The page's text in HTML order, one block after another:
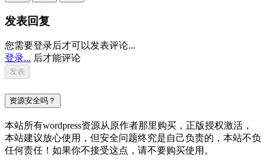
发表回复
您需要登录后才可以发表评论...
登录... 后才能评论
资源安全吗？
本站所有wordpress资源从原作者那里购买，正版授权激活，
本站建议放心使用，但安全问题终究是自己负责的，本站不负
任何责任！如果你不接受这点，请不要购买使用。